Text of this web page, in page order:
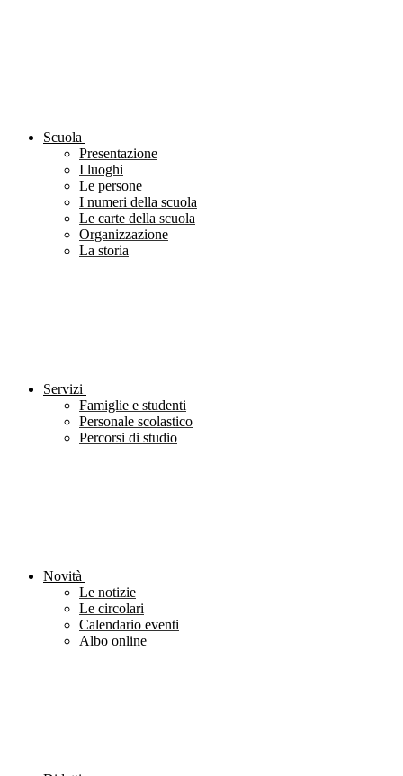
Scuola
Presentazione
I luoghi
Le persone
I numeri della scuola
Le carte della scuola
Organizzazione
La storia
Servizi
Famiglie e studenti
Personale scolastico
Percorsi di studio
Novità
Le notizie
Le circolari
Calendario eventi
Albo online